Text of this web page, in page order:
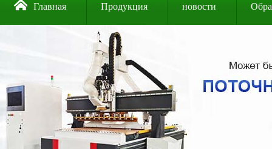
Главная Продукция новости